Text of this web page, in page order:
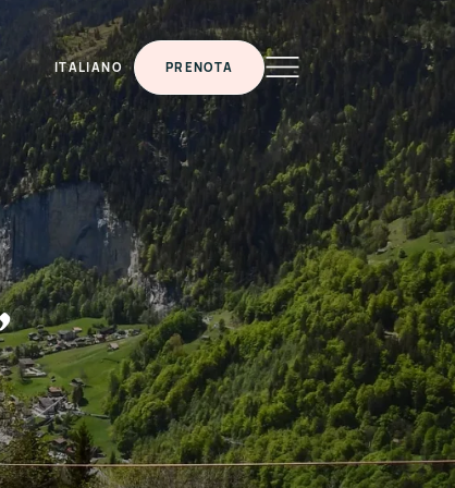
ITALIANO PRENOTA